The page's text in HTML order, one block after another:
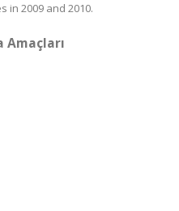
in 2009 and 2010.
Amaçları